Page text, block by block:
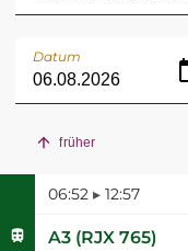
Datum
früher
06:52 ▸ 12:57
A3 (RJX 765)